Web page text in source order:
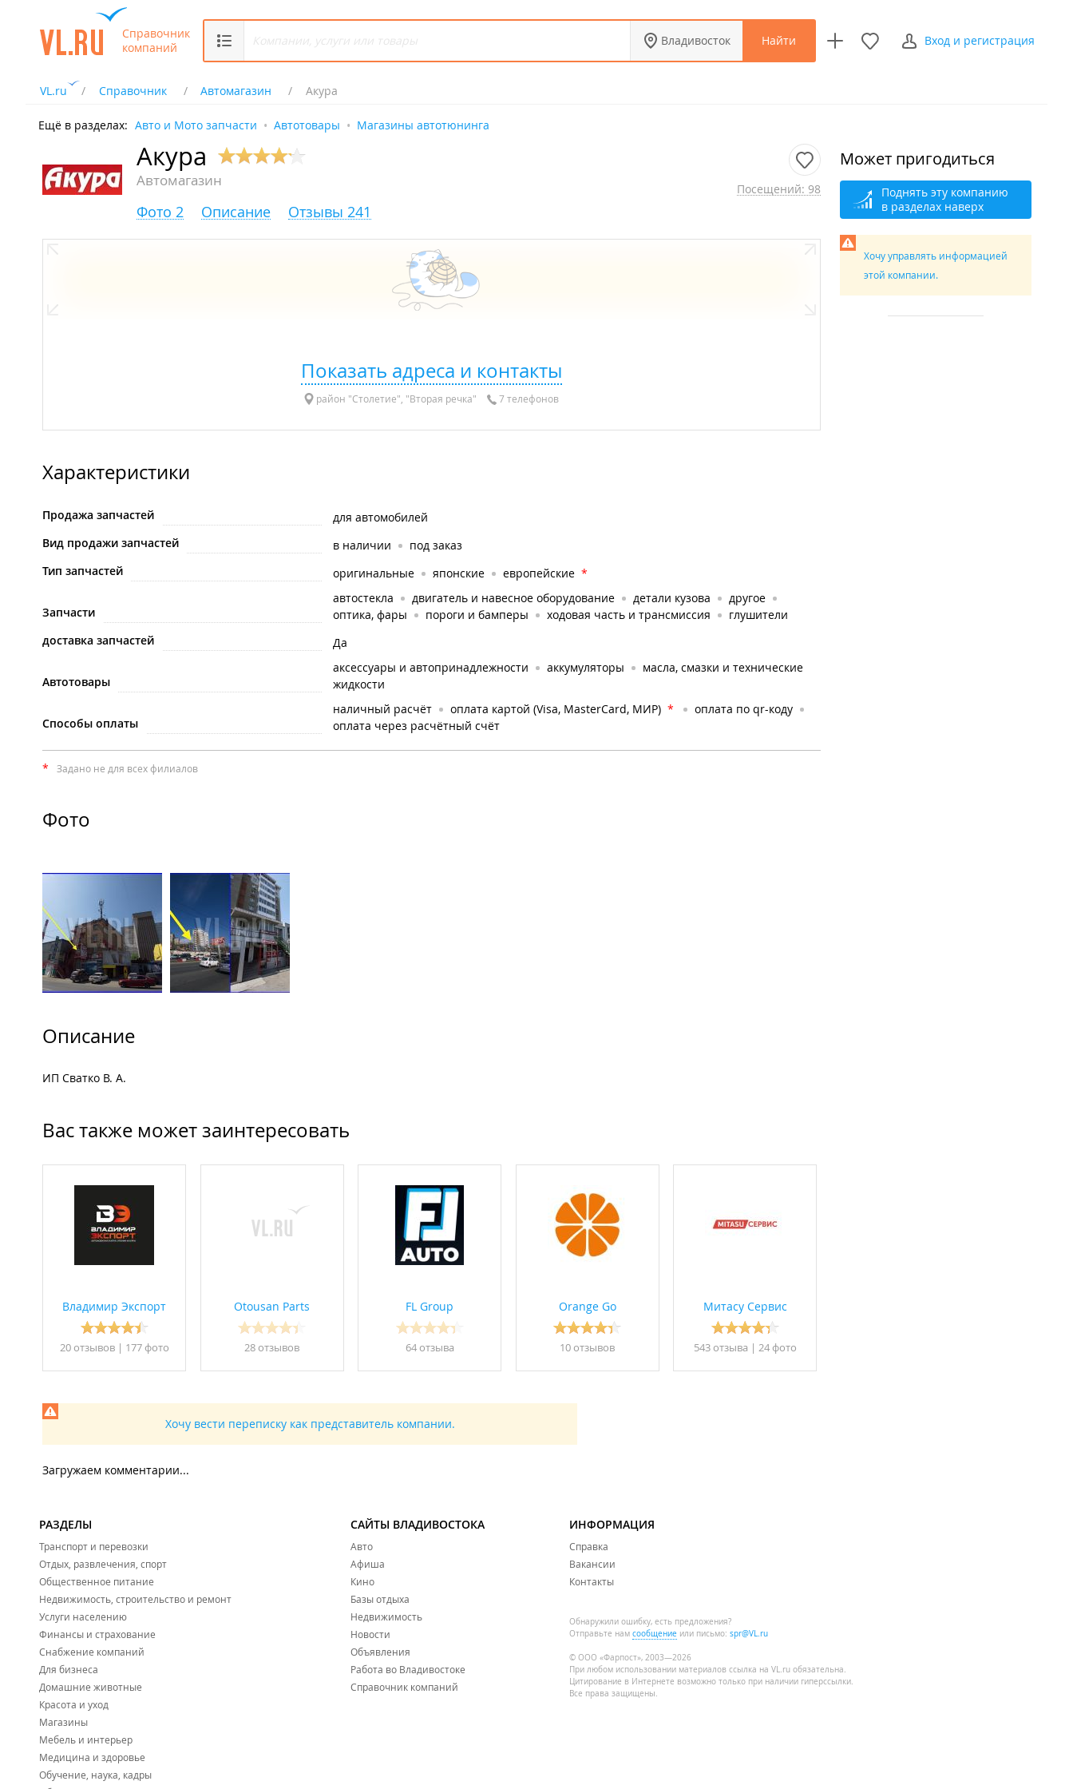
Справочник
компаний
Владивосток Найти Вход и регистрация
VL.ru Справочник Автомагазин Акура
Ещё в разделах: Авто и Мото запчасти Автотовары Магазины автотюнинга
Акура
Автомагазин Посещений: 98
Фото 2 Описание Отзывы 241
Показать адреса и контакты
район "Столетие", "Вторая речка" 7 телефонов
Характеристики
Продажа запчастей
для автомобилей
Вид продажи запчастей
в наличии
под заказ
Тип запчастей
оригинальные японские европейские *
Запчасти
автостекла двигатель и навесное оборудование детали кузова
другое
оптика, фары
пороги и бамперы ходовая часть и трансмиссия
глушители
доставка запчастей
Да
Автотовары
аксессуары и автопринадлежности аккумуляторы
масла, смазки и технические
жидкости
Способы оплаты
наличный расчёт оплата картой (Visa, MasterCard, МИР) *
оплата по qr-коду
оплата через расчётный счёт
* Задано не для всех филиалов
Фото
Описание
ИП Сватко В. А.
Вас также может заинтересовать
Владимир Экспорт
20 отзывов| 177 фото
Otousan Parts
28 отзывов
FL Group
64 отзывa
Orange Go
10 отзывов
Митасу Сервис
543 отзывa | 24 фото
Хочу вести переписку как представитель компании.
Загружаем комментарии...
Может пригодиться
Поднять эту компанию
в разделах наверх
Хочу управлять информацией
этой компании.
РАЗДЕЛЫ
Транспорт и перевозки
Отдых, развлечения, спорт
Общественное питание
Недвижимость, строительство и ремонт
Услуги населению
Финансы и страхование
Снабжение компаний
Для бизнеса
Домашние животные
Красота и уход
Магазины
Мебель и интерьер
Медицина и здоровье
Обучение, наука, кадры
САЙТЫ ВЛАДИВОСТОКА
Авто
Афиша
Кино
Базы отдыха
Недвижимость
Новости
Объявления
Работа во Владивостоке
Справочник компаний
ИНФОРМАЦИЯ
Справка
Вакансии
Контакты
Обнаружили ошибку, есть предложения?
Отправьте нам сообщение или письмо: spr@VL.ru
© ООО «Фарпост», 2003—2026
При любом использовании материалов ссылка на VL.ru обязательна.
Цитирование в Интернете возможно только при наличии гиперссылки.
Все права защищены.